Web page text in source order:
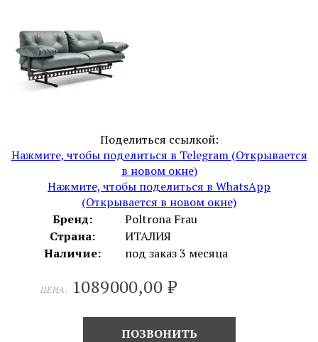
Поделиться ссылкой:
Нажмите, чтобы поделиться в Telegram (Открывается
в новом окне)
Нажмите, чтобы поделиться в WhatsApp
(Открывается в новом окне)
Бренд:
Poltrona Frau
Страна:
ИТАЛИЯ
Наличие:
под заказ 3 месяца
ЦЕНА: 1089000,00 ₽
ПОЗВОНИТЬ